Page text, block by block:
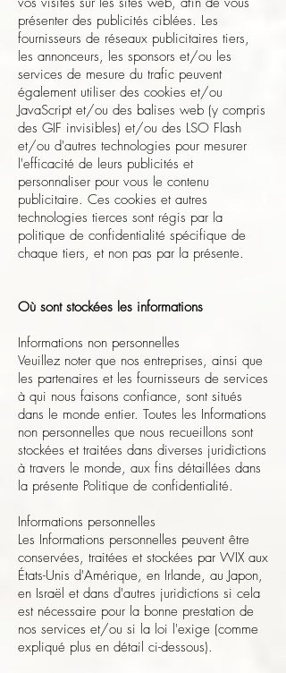
présenter des publicités ciblées. Les
fournisseurs de réseaux publicitaires tiers,
les annonceurs, les sponsors et/ou les
services de mesure du trafic peuvent
également utiliser des cookies et/ou
JavaScript et/ou des balises web (y compris
des GIF invisibles) et/ou des LSO Flash
et/ou d'autres technologies pour mesurer
l'efficacité de leurs publicités et
personnaliser pour vous le contenu
publicitaire. Ces cookies et autres
technologies tierces sont régis par la
politique de confidentialité spécifique de
chaque tiers, et non pas par la présente.
Où sont stockées les informations
Informations non personnelles
Veuillez noter que nos entreprises, ainsi que
les partenaires et les fournisseurs de services
à qui nous faisons confiance, sont situés
dans le monde entier. Toutes les Informations
non personnelles que nous recueillons sont
stockées et traitées dans diverses juridictions
à travers le monde, aux fins détaillées dans
la présente Politique de confidentialité.
Informations personnelles
Les Informations personnelles peuvent être
conservées, traitées et stockées par WIX aux
États-Unis d'Amérique, en Irlande, au Japon,
en Israël et dans d'autres juridictions si cela
est nécessaire pour la bonne prestation de
nos services et/ou si la loi l'exige (comme
expliqué plus en détail ci-dessous).